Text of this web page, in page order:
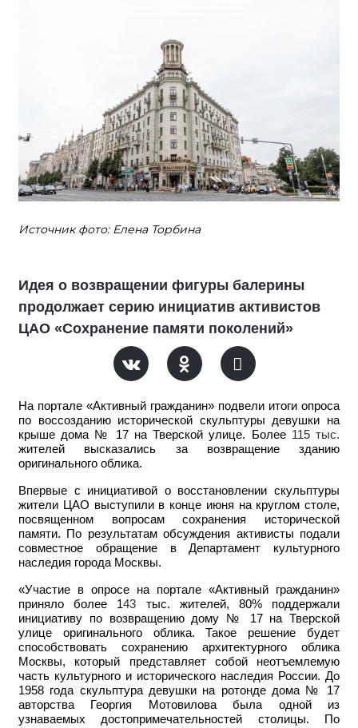
Источник фото: Елена Торбина
Идея о возвращении фигуры балерины
продолжает серию инициатив активистов
ЦАО «Сохранение памяти поколений»
На портале «Активный гражданин» подвели итоги опроса
по воссозданию исторической скульптуры девушки на
крыше дома № 17 на Тверской улице. Более 115 тыс.
жителей высказались за возвращение зданию
оригинального облика.
Впервые с инициативой о восстановлении скульптуры
жители ЦАО выступили в конце июня на круглом столе,
посвященном вопросам сохранения исторической
памяти. По результатам обсуждения активисты подали
совместное обращение в Департамент культурного
наследия города Москвы.
«Участие в опросе на портале «Активный гражданин»
приняло более 143 тыс. жителей, 80% поддержали
инициативу по возвращению дому № 17 на Тверской
улице оригинального облика. Такое решение будет
способствовать сохранению архитектурного облика
Москвы, который представляет собой неотъемлемую
часть культурного и исторического наследия России. До
1958 года скульптура девушки на ротонде дома № 17
авторства Георгия Мотовилова была одной из
узнаваемых достопримечательностей столицы. По